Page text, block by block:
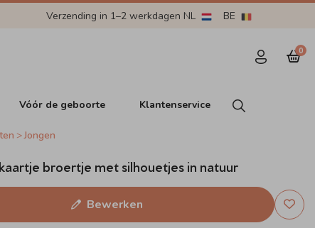
Verzending in 1–2 werkdagen NL BE
0
Vóór de geboorte Klantenservice
Jongen
broertje met silhouetjes in natuur
Bewerken